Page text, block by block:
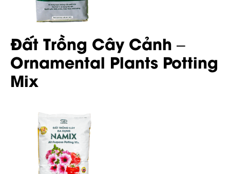
Đất Trồng Cây Cảnh –
Ornamental Plants Potting
Mix